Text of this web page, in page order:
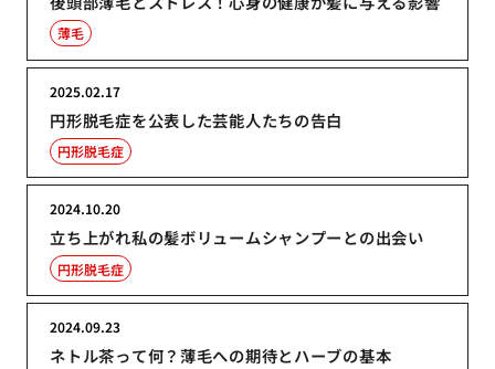
薄毛
円形脱毛症を公表した芸能人たちの告白
2025.02.17
円形脱毛症
立ち上がれ私の髪ボリュームシャンプーとの出会い
2024.10.20
円形脱毛症
ネトル茶って何？薄毛への期待とハーブの基本
2024.09.23